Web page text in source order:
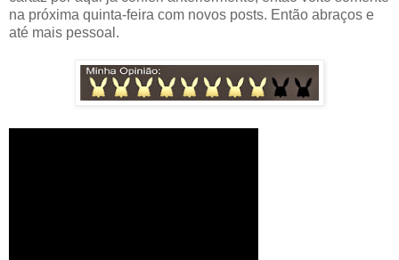
na próxima quinta-feira com novos posts. Então abraços e
até mais pessoal.